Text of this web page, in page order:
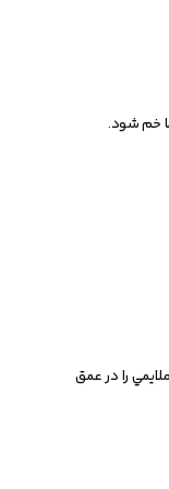
خم شود.
را در عمق